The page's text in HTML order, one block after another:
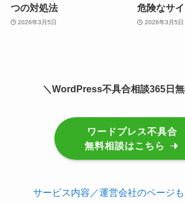
つの対処法
2026年3月5日
危険なサ
2026年3月5日
＼WordPress不具合相談365日
ワードプレス不具合
無料相談はこちら
サービス内容／運営会社のページ